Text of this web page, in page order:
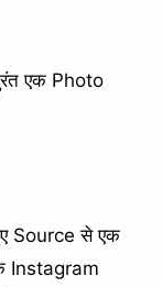
एक Photo
Source से एक
Instagram